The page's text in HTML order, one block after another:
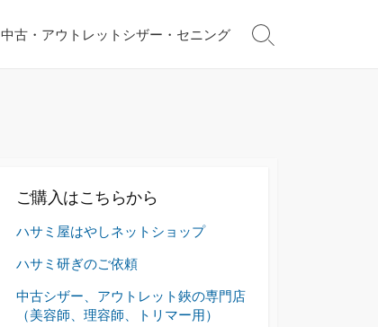
中古・アウトレットシザー・セニング
検
ご購入はこちらから
ハサミ屋はやしネットショップ
ハサミ研ぎのご依頼
中古シザー、アウトレット鋏の専門店
（美容師、理容師、トリマー用）